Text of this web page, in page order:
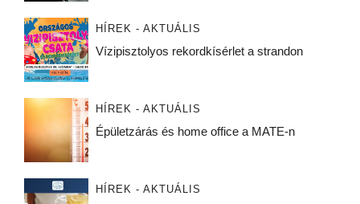
HÍREK - AKTUÁLIS
Vízipisztolyos rekordkísérlet a strandon
HÍREK - AKTUÁLIS
Épületzárás és home office a MATE-n
HÍREK - AKTUÁLIS